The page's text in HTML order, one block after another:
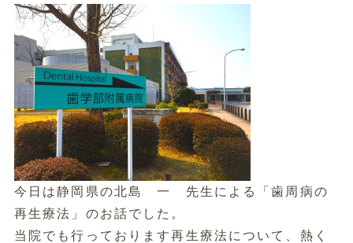
今日は静岡県の北島 一 先生による「歯周病の
再生療法」のお話でした。
当院でも行っております再生療法について、熱く